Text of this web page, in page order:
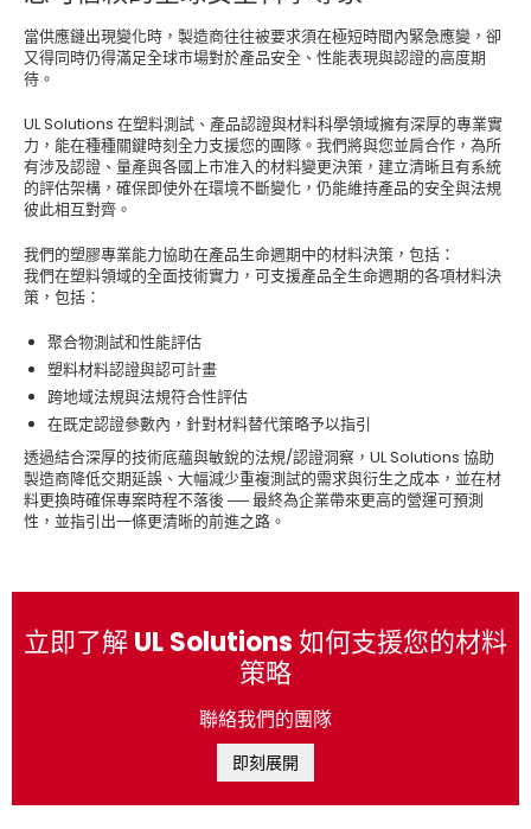
當供應鏈出現變化時，製造商往往被要求須在極短時間內緊急應變，卻
又得同時仍得滿足全球市場對於產品安全、性能表現與認證的高度期
待。
UL Solutions 在塑料測試、產品認證與材料科學領域擁有深厚的專業實
力，能在種種關鍵時刻全力支援您的團隊。我們將與您並肩合作，為所
有涉及認證、量產與各國上市准入的材料變更決策，建立清晰且有系統
的評估架構，確保即使外在環境不斷變化，仍能維持產品的安全與法規
彼此相互對齊。
我們的塑膠專業能力協助在產品生命週期中的材料決策，包括：
我們在塑料領域的全面技術實力，可支援產品全生命週期的各項材料決
策，包括：
聚合物測試和性能評估
塑料材料認證與認可計畫
跨地域法規與法規符合性評估
在既定認證參數內，針對材料替代策略予以指引
透過結合深厚的技術底蘊與敏銳的法規/認證洞察，UL Solutions 協助
製造商降低交期延誤、大幅減少重複測試的需求與衍生之成本，並在材
料更換時確保專案時程不落後 ── 最終為企業帶來更高的營運可預測
性，並指引出一條更清晰的前進之路。
立即了解 UL Solutions 如何支援您的材料
策略
聯絡我們的團隊
即刻展開